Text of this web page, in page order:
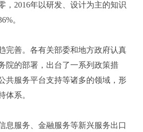
，2016年以研发、设计为主的知识
。
完善。各有关部委和地方政府认真
院的部署，出台了一系列政策措
共服务平台支持等诸多的领域，形
体系。
息服务、金融服务等新兴服务出口